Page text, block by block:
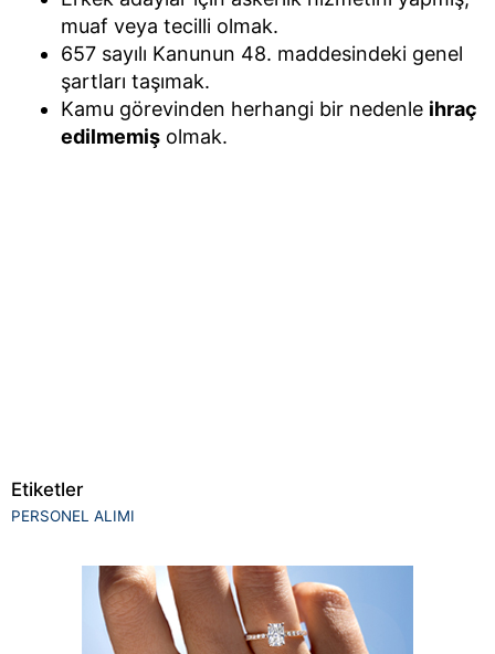
muaf veya tecilli olmak.
657 sayılı Kanunun 48. maddesindeki genel
şartları taşımak.
Kamu görevinden herhangi bir nedenle ihraç
edilmemiş olmak.
Etiketler
PERSONEL ALIMI